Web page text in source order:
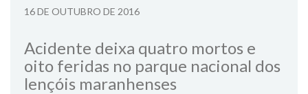
16 DE OUTUBRO DE 2016
Acidente deixa quatro mortos e
oito feridas no parque nacional dos
lençóis maranhenses